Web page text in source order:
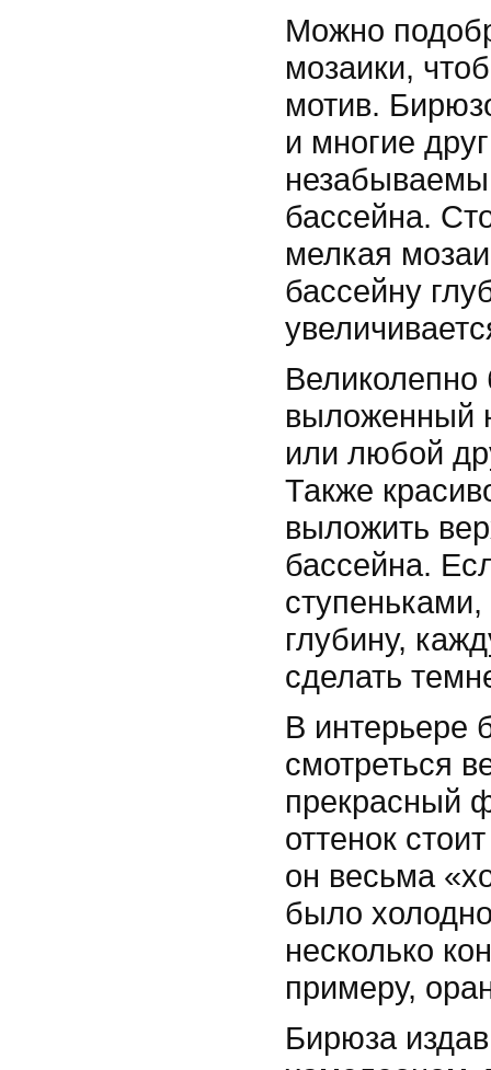
Можно
мозаики,
мотив.
и многие
бассейна.
мелкая
бассейну
Великолепно
выложенный
или любой
Также
выложить
бассейна.
глубину,
сделать
В интерьере
смотреться
прекрасный
оттенок
он весьма
было
несколько
примеру,
Бирюза